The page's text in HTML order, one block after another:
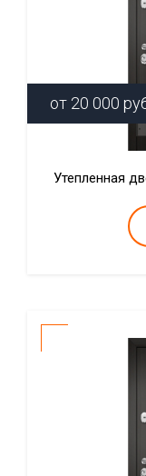
от 20 000
Утепленная